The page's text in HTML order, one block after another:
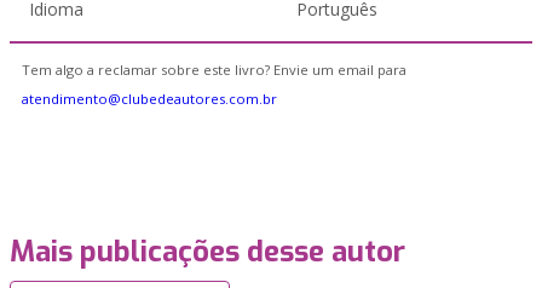
Idioma Português
Tem algo a reclamar sobre este livro? Envie um email para
atendimento@clubedeautores.com.br
Mais publicações desse autor